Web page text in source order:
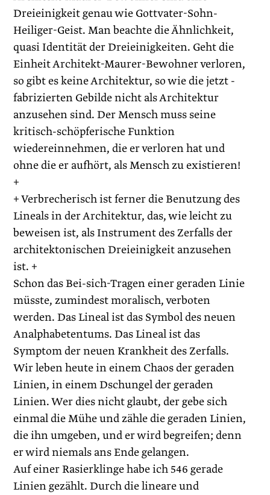
Dreieinigkeit genau wie Gottvater-Sohn-
Heiliger-Geist. Man beachte die Ähnlichkeit,
quasi Identität der Dreieinigkeiten. Geht die
Einheit Architekt-Maurer-Bewohner verloren,
so gibt es keine Architektur, so wie die jetzt ­
fabrizierten Gebilde nicht als Architektur
anzusehen sind. Der Mensch muss seine
kritisch-schöpferische Funktion
wiedereinnehmen, die er verloren hat und
ohne die er aufhört, als Mensch zu existieren!
+
+ Verbrecherisch ist ferner die Benutzung des
Lineals in der Architektur, das, wie leicht zu
beweisen ist, als Instrument des Zerfalls der
architektonischen Dreieinigkeit anzusehen
ist. +
Schon das Bei-sich-Tragen einer geraden Linie
müsste, zumindest moralisch, verboten
werden. Das Lineal ist das Symbol des neuen
Analphabetentums. Das Lineal ist das
Symptom der neuen Krankheit des Zerfalls.
Wir leben heute in einem Chaos der geraden
Linien, in einem Dschungel der geraden
Linien. Wer dies nicht glaubt, der gebe sich
einmal die Mühe und zähle die geraden Linien,
die ihn umgeben, und er wird begreifen; denn
er wird niemals ans Ende gelangen.
Auf einer Rasierklinge habe ich 546 gerade
Linien gezählt. Durch die lineare und